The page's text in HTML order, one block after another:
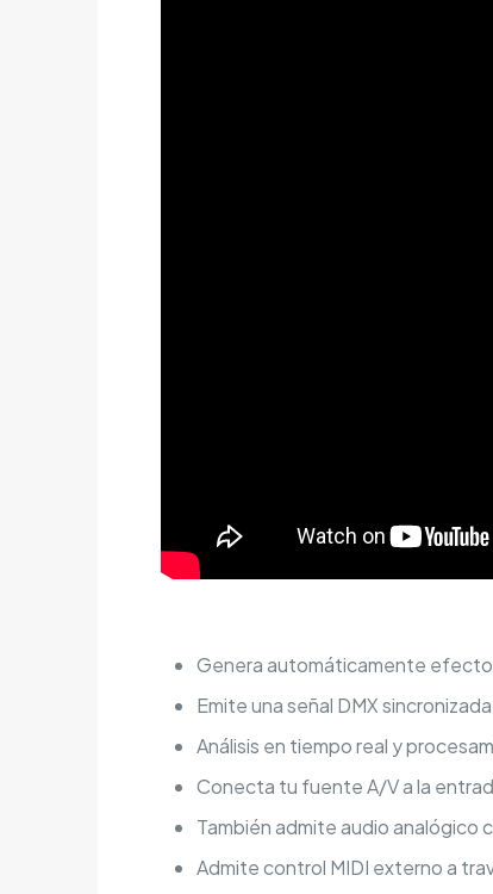
Genera automáticamente
Emite una señal DMX
Análisis en tiempo real y
Conecta tu fuente A/V a la
También admite audio analógico
Admite control MIDI externo a